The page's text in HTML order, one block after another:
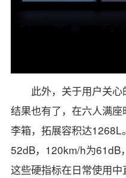
此外，关于用户关
结果也有了，在六人满
李箱，拓展容积达
52dB，120km/h为61dB
这些硬指标在日常使用